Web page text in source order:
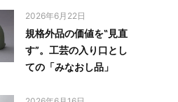
2026年6月22日
規格外品の価値を‟見直
す”。工芸の入り口とし
ての「みなおし品」